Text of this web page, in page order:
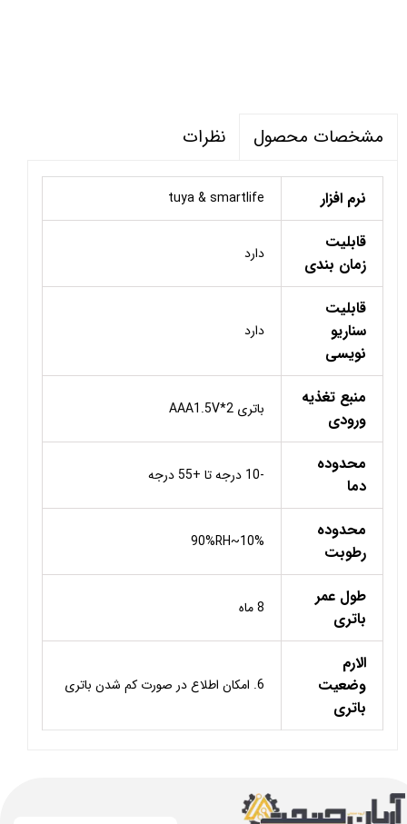
مشخصات محصول نظرات
نرم افزار tuya & smartlife
قابلیت
زمان بندی
دارد
قابلیت
سناریو
نویسی
دارد
منبع تغذیه
ورودی
باتری AAA1.5V*2
محدوده
دما
-10 درجه تا +55 درجه
محدوده
رطوبت
10%~90%RH
طول عمر
باتری
8 ماه
الارم
وضعیت
باتری
6. امکان اطلاع در صورت کم شدن باتری